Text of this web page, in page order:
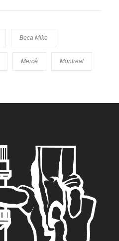
Beca Mike
Mercè Montreal